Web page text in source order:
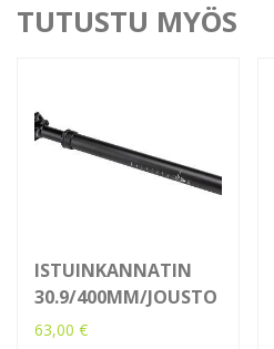
TUTUSTU MYÖS
ISTUINKANNATIN
30.9/400MM/JOUSTO
63,00 €